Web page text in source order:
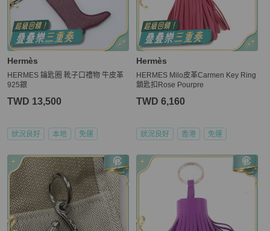
Hermès
HERMES 鑰匙圈 靴子口禮物 牛皮革
925銀
TWD 13,500
狀況良好 本地 免運
Hermès
HERMES Milo皮革Carmen Key Ring
鎖匙扣Rose Pourpre
TWD 6,160
狀況良好 香港 免運